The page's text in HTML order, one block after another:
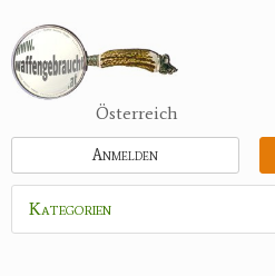
zum
Inhalt
Österreich
Anmelden
Kategorien